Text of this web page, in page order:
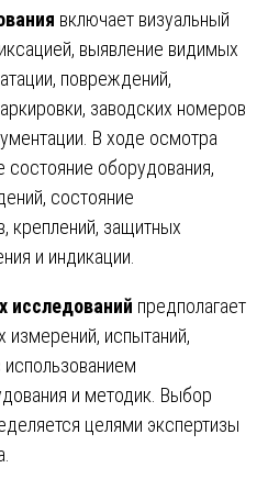
включает визуальный
выявление видимых
повреждений,
заводских номеров
В ходе осмотра
оборудования,
состояние
креплений, защитных
и индикации.
исследований предполагает
испытаний,
и методик. Выбор
целями экспертизы